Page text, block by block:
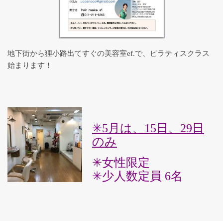
自己の解放・統合 【表現アート
セラピー】
地下街から狸小路出てすぐの美容室ef.で、ピラティスクラス
始まります！
✳5月は、15日、29日
のみ
✳︎女性限定
✳︎少人数定員 6名